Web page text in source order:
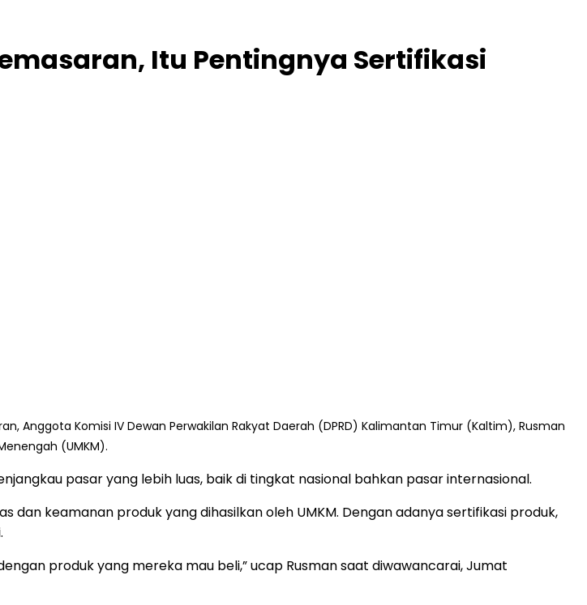
Itu Pentingnya Sertifikasi
Anggota Komisi IV Dewan Perwakilan Rakyat Daerah (DPRD) Kalimantan Timur (Kaltim), Rusman
(UMKM).
pasar yang lebih luas, baik di tingkat nasional bahkan pasar internasional.
keamanan produk yang dihasilkan oleh UMKM. Dengan adanya sertifikasi produk,
produk yang mereka mau beli,” ucap Rusman saat diwawancarai, Jumat